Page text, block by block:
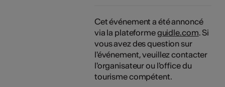
Cet événement a été annoncé
via la plateformeguidle.com. Si
vous avez des question sur
l'événement, veuillez contacter
l'organisateur ou l'office du
tourisme compétent.